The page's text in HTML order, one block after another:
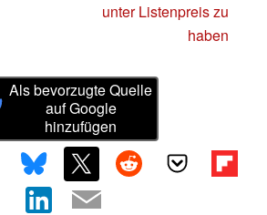
unter Listenpreis zu
haben
Als bevorzugte Quelle
auf Google
hinzufügen